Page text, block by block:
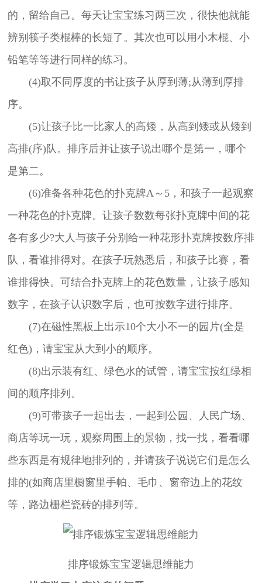
的，留给自己。每天让宝宝练习两三次，很快他就能
辨别筷子类棍棒的长短了。其次也可以用小木棍、小
铅笔等等进行同样的练习。
(4)取不同厚度的书让孩子从厚到薄;从薄到厚排
序。
(5)让孩子比一比家人的高矮，从高到矮或从矮到
高排(序)队。排序后并让孩子说出哪个是第一，哪个
是第二。
(6)准备各种花色的扑克牌A～5，和孩子一起观察
一种花色的扑克牌。让孩子数数每张扑克牌中间的花
各有多少?大人与孩子分别给一种花形扑克牌按数序排
队，看谁排得对。在孩子玩熟悉后，和孩子比赛，看
谁排得快。可结合扑克牌上的花色数量，让孩子感知
数字，在孩子认识数字后，也可按数字进行排序。
(7)在磁性黑板上出示10个大小不一的园片(全是
红色)，请宝宝从大到小的顺序。
(8)出示装有红、绿色水的试管，请宝宝按红绿相
间的顺序排列。
(9)可带孩子一起出去，一起到公园、人民广场、
商店等玩一玩，观察周围上的景物，找一找，看看哪
些东西是有规律地排列的，并请孩子说说它们是怎么
排的(如商店里橱窗里手帕、毛巾、窗帘边上的花纹
等，路边栅栏瓷砖的排列等。
排序锻炼宝宝逻辑思维能力